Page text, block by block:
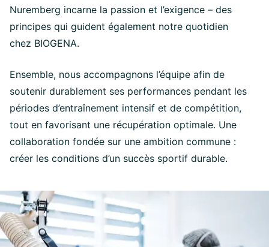
Nuremberg incarne la passion et l’exigence – des
principes qui guident également notre quotidien
chez BIOGENA.
Ensemble, nous accompagnons l’équipe afin de
soutenir durablement ses performances pendant les
périodes d’entraînement intensif et de compétition,
tout en favorisant une récupération optimale. Une
collaboration fondée sur une ambition commune :
créer les conditions d’un succès sportif durable.